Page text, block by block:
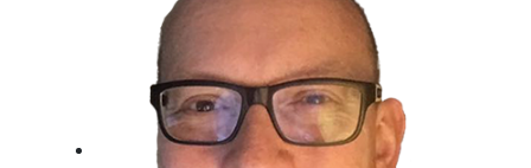
gelandet.